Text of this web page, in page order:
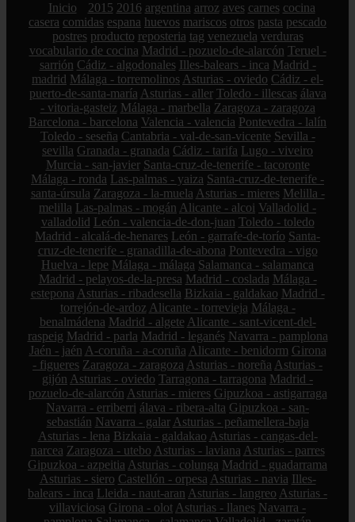
Inicio 2015 2016 argentina arroz aves carnes cocina
casera comidas espana huevos mariscos otros pasta pescado
postres producto reposteria tag venezuela verduras
vocabulario de cocina Madrid - pozuelo-de-alarcón Teruel -
sarrión Cádiz - algodonales Illes-balears - inca Madrid -
madrid Málaga - torremolinos Asturias - oviedo Cádiz - el-
puerto-de-santa-maría Asturias - aller Toledo - illescas álava
- vitoria-gasteiz Málaga - marbella Zaragoza - zaragoza
Barcelona - barcelona Valencia - valencia Pontevedra - lalín
Toledo - seseña Cantabria - val-de-san-vicente Sevilla -
sevilla Granada - granada Cádiz - tarifa Lugo - viveiro
Murcia - san-javier Santa-cruz-de-tenerife - tacoronte
Málaga - ronda Las-palmas - yaiza Santa-cruz-de-tenerife -
santa-úrsula Zaragoza - la-muela Asturias - mieres Melilla -
melilla Las-palmas - mogán Alicante - alcoi Valladolid -
valladolid León - valencia-de-don-juan Toledo - toledo
Madrid - alcalá-de-henares León - garrafe-de-torío Santa-
cruz-de-tenerife - granadilla-de-abona Pontevedra - vigo
Huelva - lepe Málaga - málaga Salamanca - salamanca
Madrid - pelayos-de-la-presa Madrid - coslada Málaga -
estepona Asturias - ribadesella Bizkaia - galdakao Madrid -
torrejón-de-ardoz Alicante - torrevieja Málaga -
benalmádena Madrid - algete Alicante - sant-vicent-del-
raspeig Madrid - parla Madrid - leganés Navarra - pamplona
Jaén - jaén A-coruña - a-coruña Alicante - benidorm Girona
- figueres Zaragoza - zaragoza Asturias - noreña Asturias -
gijón Asturias - oviedo Tarragona - tarragona Madrid -
pozuelo-de-alarcón Asturias - mieres Gipuzkoa - astigarraga
Navarra - erriberri álava - ribera-alta Gipuzkoa - san-
sebastián Navarra - galar Asturias - peñamellera-baja
Asturias - lena Bizkaia - galdakao Asturias - cangas-del-
narcea Zaragoza - utebo Asturias - laviana Asturias - parres
Gipuzkoa - azpeitia Asturias - colunga Madrid - guadarrama
Asturias - siero Castellón - orpesa Asturias - navia Illes-
balears - inca Lleida - naut-aran Asturias - langreo Asturias -
villaviciosa Girona - olot Asturias - llanes Navarra -